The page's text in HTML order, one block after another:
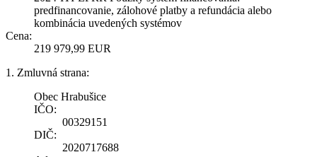
predfinancovanie, zálohové platby a refundácia alebo
kombinácia uvedených systémov
Cena:
219 979,99 EUR
1. Zmluvná strana:
Obec Hrabušice
IČO:
00329151
DIČ:
2020717688